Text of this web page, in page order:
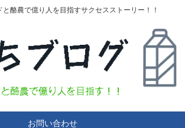
酪農で億り人を目指すサクセスストーリー！！
お問い合わせ